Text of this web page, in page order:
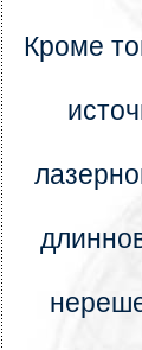
Кроме